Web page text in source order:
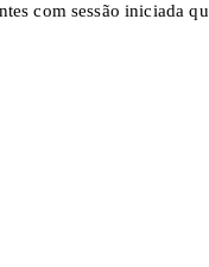
com sessão iniciada